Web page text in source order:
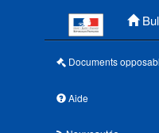
Documents
Aide